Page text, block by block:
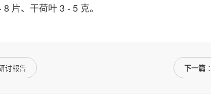
片、干荷叶 3 - 5 克。
讨報告 下一篇